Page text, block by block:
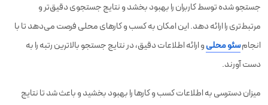
جستجو شده توسط کاربران را بهبود بخشد و نتایج جستجوی دقیق‌تر و
مرتبط‌تری را ارائه دهد. این امکان به کسب و کارهای محلی فرصت می‌دهد تا با
انجامسئو محلیو ارائه اطلاعات دقیق، در نتایج جستجو بالاترین رتبه را به
دست آورند.
میزان دسترسی به اطلاعات کسب و کارها را بهبود بخشید و باعث شد تا نتایج